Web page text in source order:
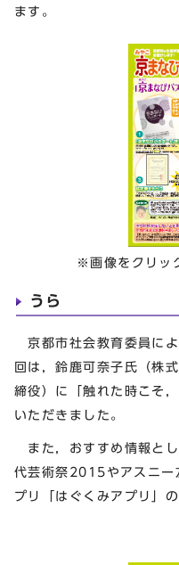
ます。
※画像をクリックす
うら
京都市社会教育委員に
回は，鈴鹿可奈子氏（株
締役）に「触れた時こそ
いただきました。
また，おすすめ情報と
代芸術祭2015やアスニー
プリ「はぐくみアプリ」